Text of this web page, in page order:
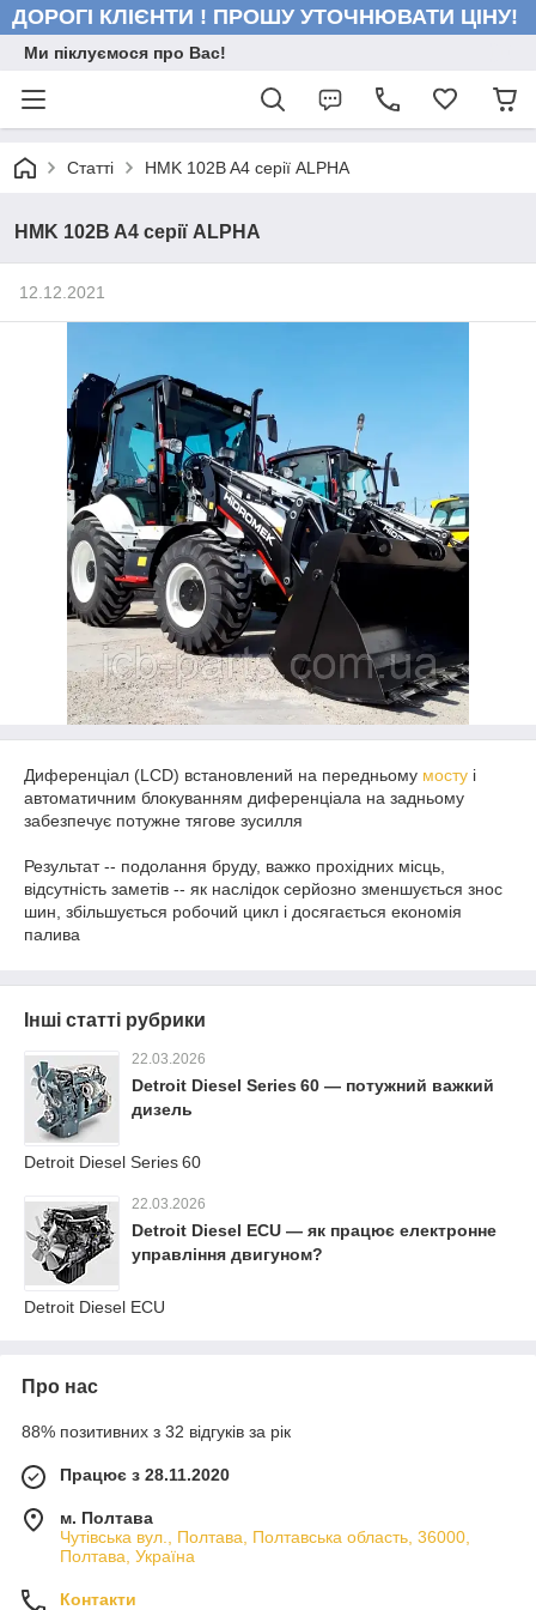
ДОРОГІ КЛІЄНТИ ! ПРОШУ УТОЧНЮВАТИ ЦІНУ!
Ми піклуємося про Вас!
Статті HMK 102B A4 серії ALPHA
HMK 102B A4 серії ALPHA
12.12.2021
Диференціал (LCD) встановлений на передньому мосту і
автоматичним блокуванням диференціала на задньому
забезпечує потужне тягове зусилля
Результат -- подолання бруду, важко прохідних місць,
відсутність заметів -- як наслідок серйозно зменшується знос
шин, збільшується робочий цикл і досягається економія
палива
Інші статті рубрики
22.03.2026
Detroit Diesel Series 60 — потужний важкий
дизель
Detroit Diesel Series 60
22.03.2026
Detroit Diesel ECU — як працює електронне
управління двигуном?
Detroit Diesel ECU
Про нас
88% позитивних з 32 відгуків за рік
Працює з 28.11.2020
м. Полтава
Чутівська вул., Полтава, Полтавська область, 36000,
Полтава, Україна
Контакти